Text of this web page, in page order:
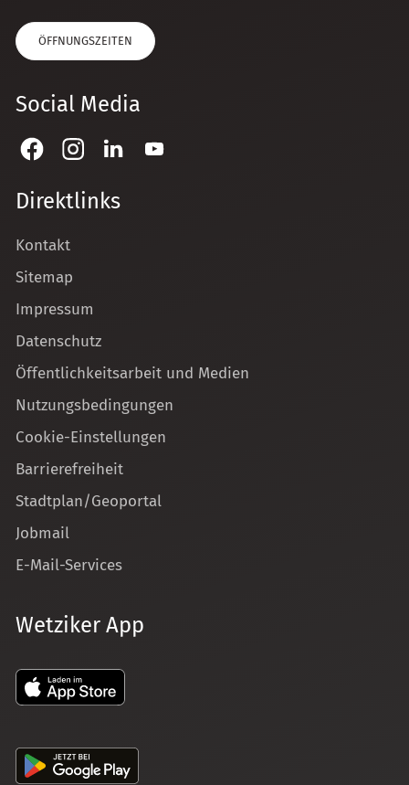
ÖFFNUNGSZEITEN
Social Media
Direktlinks
Kontakt
Sitemap
Impressum
Datenschutz
Öffentlichkeitsarbeit und Medien
Nutzungsbedingungen
Cookie-Einstellungen
Barrierefreiheit
Stadtplan/Geoportal
Jobmail
E-Mail-Services
Wetziker App